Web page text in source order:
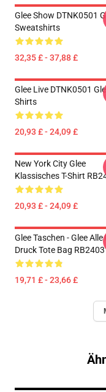
Glee Show DTNK0501
Sweatshirts
32,35 £ - 37,88 £
Glee Live DTNK0501
Shirts
20,93 £ - 24,09 £
New York City Glee
Klassisches T-Shirt
20,93 £ - 24,09 £
Glee Taschen - Glee Alle
Druck Tote Bag RB2403
19,71 £ - 23,66 £